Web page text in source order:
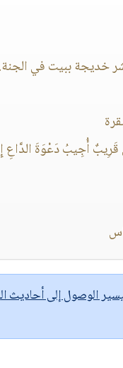
خديجة ببيت في
أُجِيبُ دَعْوَةَ الدَّاعِ
الوصول إلى